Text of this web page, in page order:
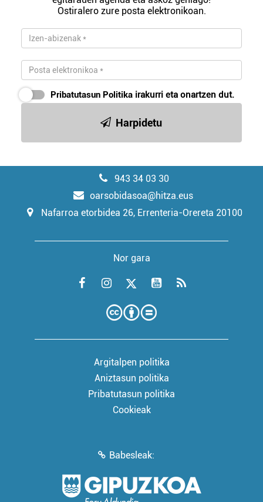
Ostiralero zure posta elektronikoan.
Pribatutasun Politika irakurri eta onartzen dut.
Harpidetu
943 34 03 30
oarsobidasoa@hitza.eus
Nafarroa etorbidea 26, Errenteria-Orereta 20100
Nor gara
Argitalpen politika
Aniztasun politika
Pribatutasun politika
Cookieak
Babesleak: